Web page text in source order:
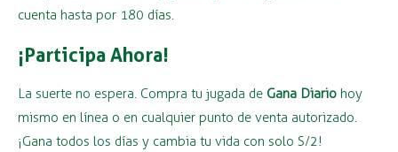
cuenta hasta por 180 días.
¡Participa Ahora!
La suerte no espera. Compra tu jugada de Gana Diario hoy
mismo en línea o en cualquier punto de venta autorizado.
¡Gana todos los días y cambia tu vida con solo S/2!